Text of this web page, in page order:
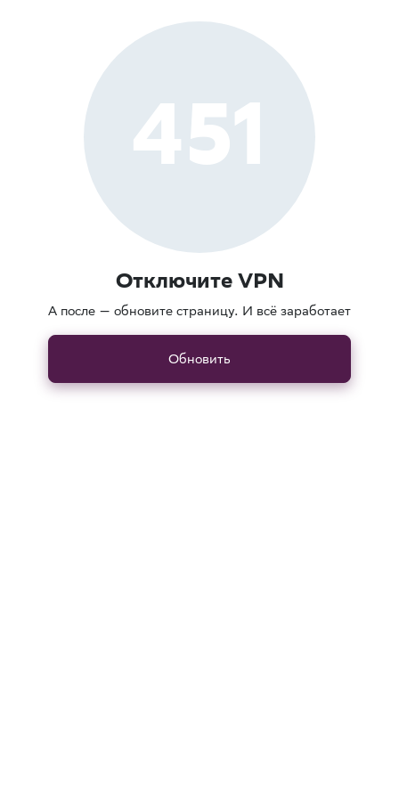
451
Отключите VPN
А после — обновите страницу. И всё заработает
Обновить